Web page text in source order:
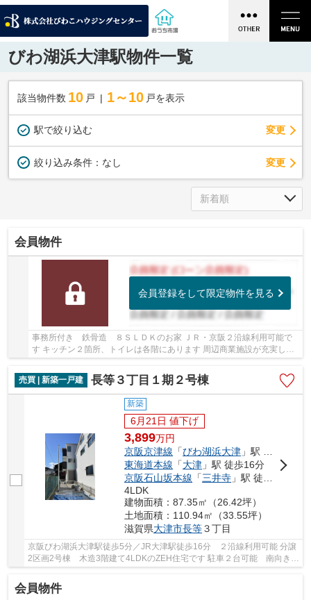
びわ湖浜大津駅物件一覧
該当物件数 10 戸 1～10 戸を表示
駅で絞り込む 変更
絞り込み条件： なし 変更
会員物件
会員登録をして限定物件を見る
事務所付き 鉄骨造 ８ＳＬＤＫのお家 ＪＲ・京阪２沿線利用可能で
す キッチン２箇所、トイレは各階にあります 周辺商業施設が充実して
います
売買 | 新築一戸建
長等３丁目１期２号棟
新築
6月21日 値下げ
3,899万円
京阪京津線 「びわ湖浜大津 」駅 徒歩5分
東海道本線 「大津 」駅 徒歩16分
京阪石山坂本線 「三井寺 」駅 徒歩6分
4LDK
建物面積：87.35㎡（26.42坪）
土地面積：110.94㎡（33.55坪）
滋賀県大津市長等３丁目
京阪びわ湖浜大津駅徒歩5分／JR大津駅徒歩16分 ２沿線利用可能 分譲
2区画2号棟 木造3階建て4LDKのZEH住宅です 駐車２台可能 南向きバ
ルコニー トイレ2ヶ所有 周辺商業施設が充実し...
会員物件